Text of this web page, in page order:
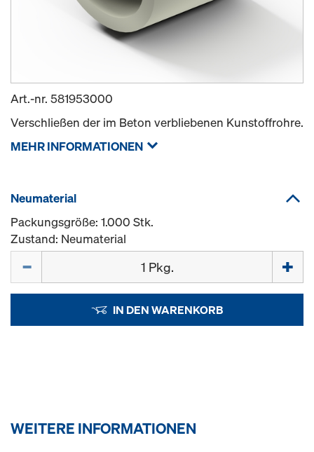
Art.-nr. 581953000
Verschließen der im Beton verbliebenen Kunstoffrohre.
MEHR INFORMATIONEN
Neumaterial
Packungsgröße: 1.000 Stk.
Zustand: Neumaterial
IN DEN WARENKORB
WEITERE INFORMATIONEN